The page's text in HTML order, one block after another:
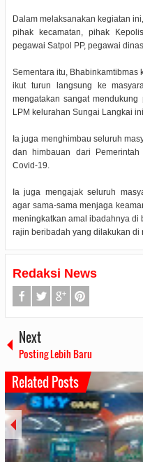
Dalam melaksanakan kegiatan
pihak kecamatan, pihak
pegawai Satpol PP, pegawai
Sementara itu, Bhabinkamtibmas
ikut turun langsung ke
mengatakan sangat
LPM kelurahan Sungai Langkai ini.
Ia juga menghimbau seluruh
dan himbauan dari
Covid-19.
Ia juga mengajak seluruh
agar sama-sama menjaga
meningkatkan amal ibadahnya
rajin beribadah yang dilakukan di
Redaksi News
Next
Posting Lebih Baru
Related Posts